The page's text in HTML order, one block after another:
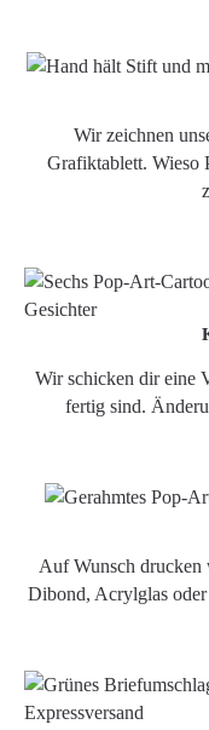
Wir zeichnen
Grafiktablett. Wieso
Wir schicken dir eine
fertig sind.
Auf Wunsch
Dibond, Acrylglas